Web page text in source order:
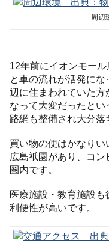
周辺
12年前にイオンモー
と車の流れが活発に
辺に住まわれていた
なって大変だったと
路網も整備され大分落
買い物の便はかなり
広島祇園があり、コ
圏内です。
医療施設・教育施設
利便性が高いです。